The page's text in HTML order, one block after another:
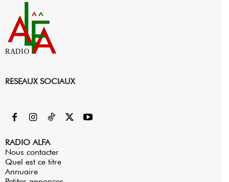
RADIO
RESEAUX SOCIAUX
RADIO ALFA
Nous contacter
Quel est ce titre
Annuaire